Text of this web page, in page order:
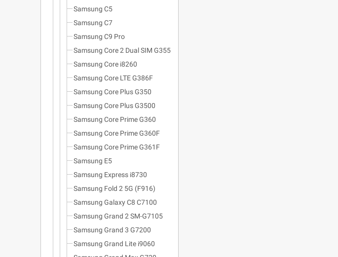
Samsung C5
Samsung C7
Samsung C9 Pro
Samsung Core 2 Dual SIM G355
Samsung Core i8260
Samsung Core LTE G386F
Samsung Core Plus G350
Samsung Core Plus G3500
Samsung Core Prime G360
Samsung Core Prime G360F
Samsung Core Prime G361F
Samsung E5
Samsung Express i8730
Samsung Fold 2 5G (F916)
Samsung Galaxy C8 C7100
Samsung Grand 2 SM-G7105
Samsung Grand 3 G7200
Samsung Grand Lite i9060